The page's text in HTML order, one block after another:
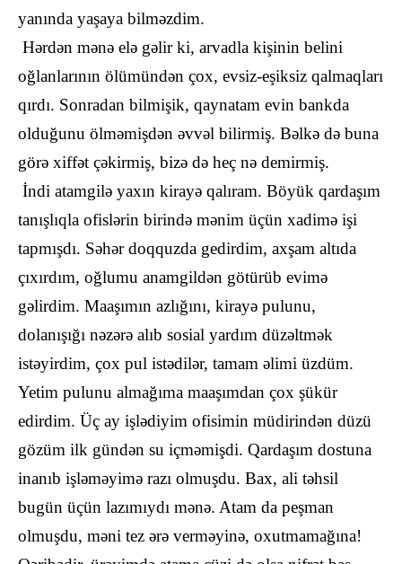
yanında yaşaya bilməzdim.
Hərdən mənə elə gəlir ki, arvadla kişinin belini
oğlanlarının ölümündən çox, evsiz-eşiksiz qalmaqları
qırdı. Sonradan bilmişik, qaynatam evin bankda
olduğunu ölməmişdən əvvəl bilirmiş. Bəlkə də buna
görə xiffət çəkirmiş, bizə də heç nə demirmiş.
İndi atamgilə yaxın kirayə qalıram. Böyük qardaşım
tanışlıqla ofislərin birində mənim üçün xadimə işi
tapmışdı. Səhər doqquzda gedirdim, axşam altıda
çıxırdım, oğlumu anamgildən götürüb evimə
gəlirdim. Maaşımın azlığını, kirayə pulunu,
dolanışığı nəzərə alıb sosial yardım düzəltmək
istəyirdim, çox pul istədilər, tamam əlimi üzdüm.
Yetim pulunu almağıma maaşımdan çox şükür
edirdim. Üç ay işlədiyim ofisimin müdirindən düzü
gözüm ilk gündən su içməmişdi. Qardaşım dostuna
inanıb işləməyimə razı olmuşdu. Bax, ali təhsil
bugün üçün lazımıydı mənə. Atam da peşman
olmuşdu, məni tez ərə verməyinə, oxutmamağına!